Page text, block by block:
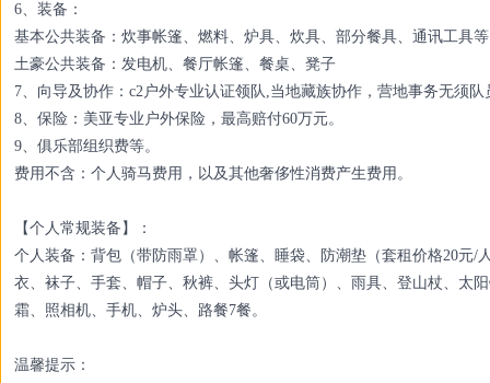
6、装备：
基本公共装备：炊事帐篷、燃料、炉具、炊具、部分餐具、通讯工具
土豪公共装备：发电机、餐厅帐篷、餐桌、凳子
7、向导及协作：c2户外专业认证领队,当地藏族协作，营地事务无须
8、保险：美亚专业户外保险，最高赔付60万元。
9、俱乐部组织费等。
费用不含：个人骑马费用，以及其他奢侈性消费产生费用。
【个人常规装备】：
个人装备：背包（带防雨罩）、帐篷、睡袋、防潮垫（套租价格20元/
衣、袜子、手套、帽子、秋裤、头灯（或电筒）、雨具、登山杖、太
霜、照相机、手机、炉头、路餐7餐。
温馨提示：